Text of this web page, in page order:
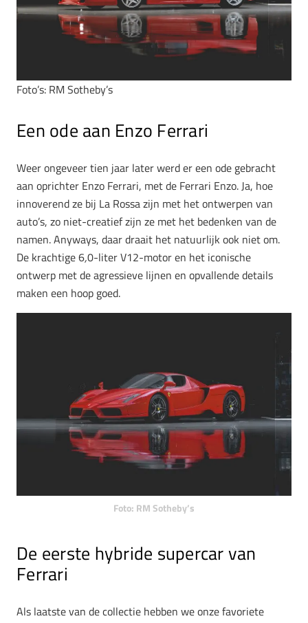
Foto’s: RM Sotheby’s
Een ode aan Enzo Ferrari
Weer ongeveer tien jaar later werd er een ode gebracht
aan oprichter Enzo Ferrari, met de Ferrari Enzo. Ja, hoe
innoverend ze bij La Rossa zijn met het ontwerpen van
auto’s, zo niet-creatief zijn ze met het bedenken van de
namen. Anyways, daar draait het natuurlijk ook niet om.
De krachtige 6,0-liter V12-motor en het iconische
ontwerp met de agressieve lijnen en opvallende details
maken een hoop goed.
Foto: RM Sotheby’s
De eerste hybride supercar van
Ferrari
Als laatste van de collectie hebben we onze favoriete